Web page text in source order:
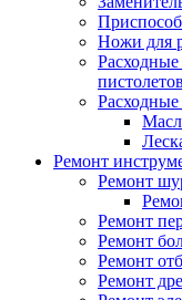
Ножи для
пистолетов
Расходные
Ремонт
Ремонт
Ремонт
Ремонт
Ремонт
Ремонт